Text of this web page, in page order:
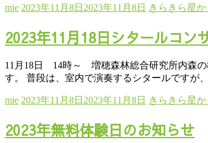
mie 2023年11月8日 2023年11月8日 きらきら星
2023年11月18日シタールコン
11月18日 14時～ 増穂森林総合研究所内森の
す。 普段は、室内で演奏するシタールですが
mie 2023年11月8日 2023年11月8日 きらきら星
2023年無料体験日のお知らせ